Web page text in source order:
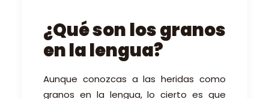
¿Qué son los granos
en la lengua?
Aunque conozcas a las heridas como
granos en la lengua, lo cierto es que